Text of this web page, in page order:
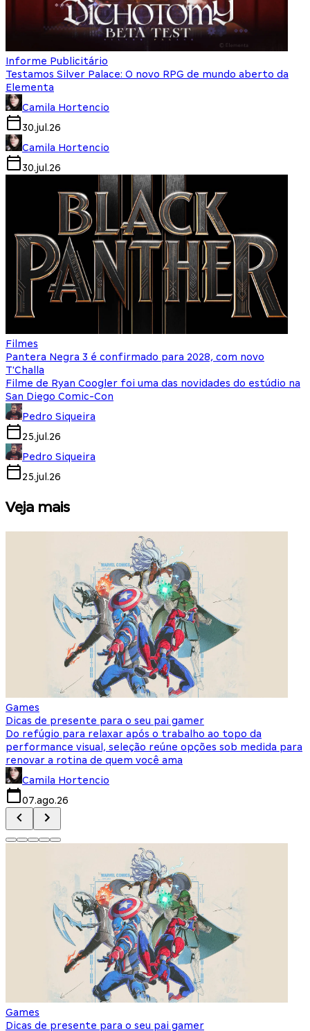
Informe Publicitário
Testamos Silver Palace: O novo RPG de mundo aberto da
Elementa
Camila Hortencio
30.jul.26
Camila Hortencio
30.jul.26
Filmes
Pantera Negra 3 é confirmado para 2028, com novo
T'Challa
Filme de Ryan Coogler foi uma das novidades do estúdio na
San Diego Comic-Con
Pedro Siqueira
25.jul.26
Pedro Siqueira
25.jul.26
Veja mais
Games
Dicas de presente para o seu pai gamer
Do refúgio para relaxar após o trabalho ao topo da
performance visual, seleção reúne opções sob medida para
renovar a rotina de quem você ama
Camila Hortencio
07.ago.26
Games
Dicas de presente para o seu pai gamer